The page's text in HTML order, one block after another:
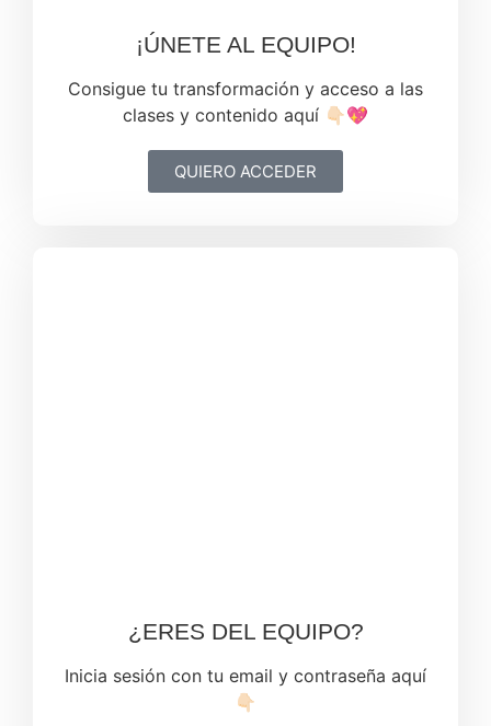
¡ÚNETE AL EQUIPO!
Consigue tu transformación y acceso a las
clases y contenido aquí 👇🏻💖
QUIERO ACCEDER
¿ERES DEL EQUIPO?
Inicia sesión con tu email y contraseña aquí
👇🏻